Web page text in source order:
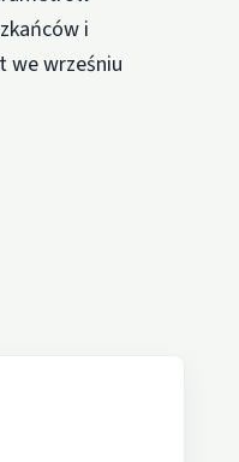
i
we wrześniu